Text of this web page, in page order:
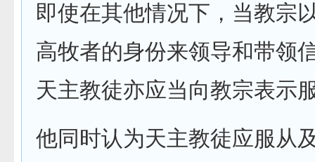
即使在其他情况下，当教宗
高牧者的身份来领导和带领
天主教徒亦应当向教宗表示
他同时认为天主教徒应服从